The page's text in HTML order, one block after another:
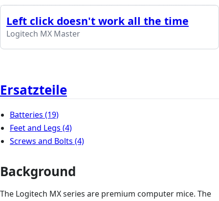
Left click doesn't work all the time
Logitech MX Master
Ersatzteile
Batteries (19)
Feet and Legs (4)
Screws and Bolts (4)
Background
The Logitech MX series are premium computer mice. The